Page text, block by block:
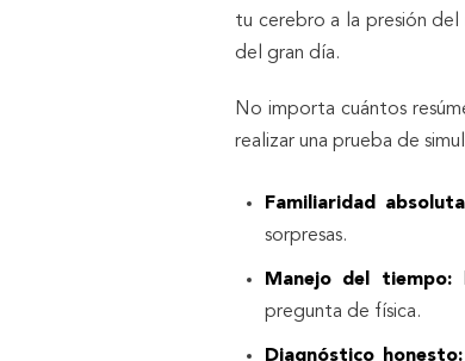
tu cerebro a la presión del
del gran día.
No importa cuántos
realizar una prueba de
Familiaridad
sorpresas.
Manejo del tiempo:
pregunta de física.
Diagnóstico honesto: